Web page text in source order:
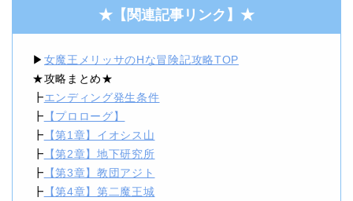
★ 【関連記事リンク】★
▶ 女魔王メリッサのHな冒険記攻略TOP
★攻略まとめ★
┣エンディング発生条件
┣ 【プロローグ】
┣ 【第1章】イオシス山
┣ 【第2章】地下研究所
┣ 【第3章】教団アジト
┣ 【第4章】第二魔王城